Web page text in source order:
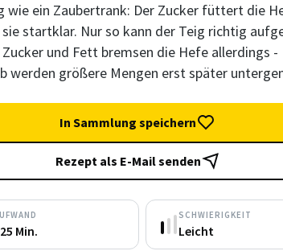
wie ein Zaubertrank: Der Zucker füttert die
startklar. Nur so kann der Teig richtig
Zucker und Fett bremsen die Hefe allerdings -
werden größere Mengen erst später
In Sammlung speichern
Rezept als E-Mail senden
Min.
SCHWIERIGKEIT
Leicht